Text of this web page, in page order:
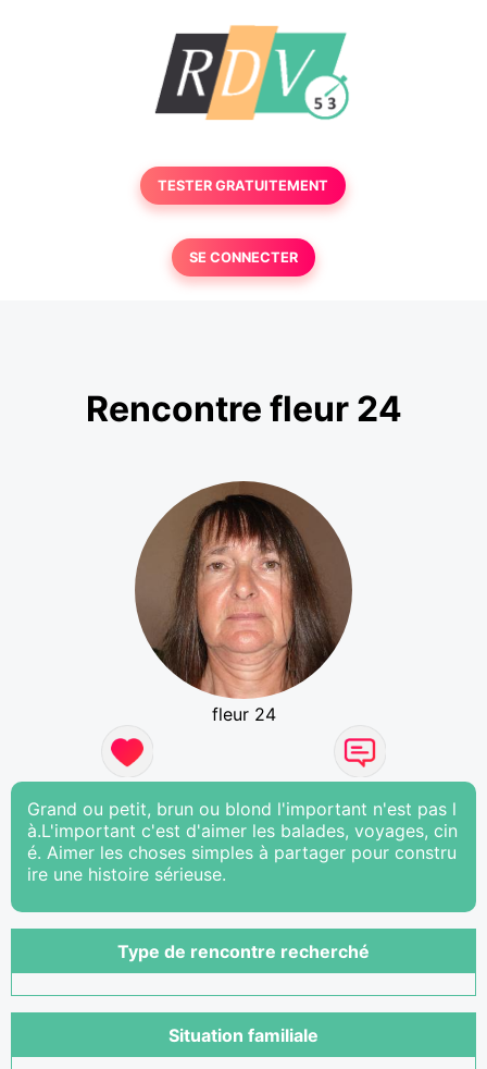
TESTER GRATUITEMENT
SE CONNECTER
Rencontre fleur 24
fleur 24
Grand ou petit, brun ou blond l'important n'est pas l
à.L'important c'est d'aimer les balades, voyages, cin
é. Aimer les choses simples à partager pour constru
ire une histoire sérieuse.
Type de rencontre recherché
Situation familiale